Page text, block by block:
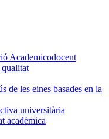
Academicodocent
de les eines basades en la
universitària
acadèmica